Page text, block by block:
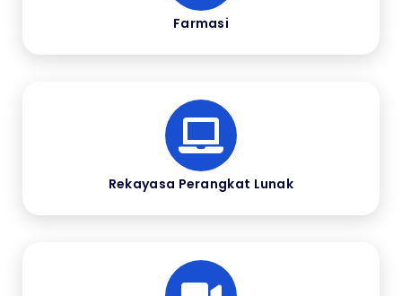
Farmasi
Rekayasa Perangkat Lunak